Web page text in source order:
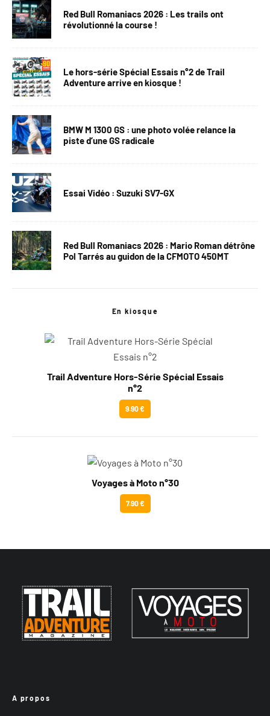
Red Bull Romaniacs 2026 : Les trails ont
révolutionné la course !
Le hors-série Spécial Essais n°2 de Trail
Adventure arrive en kiosque !
BMW M 1300 GS : une photo volée relance la
piste d’une GS radicale
Essai Vidéo : Suzuki SV7-GX
Red Bull Romaniacs 2026 : Mario Roman détrône
Pol Tarrés au guidon de la CFMOTO 450MT
En kiosque
Trail Adventure Hors-Série Spécial Essais
n°2
9.90 €
Voyages à Moto n°30
7.90 €
A propos